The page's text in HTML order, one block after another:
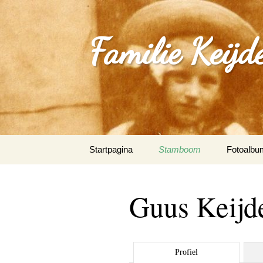
Familie
naar
Startpagina Stamboom
0_Joep
Guus
Profiel